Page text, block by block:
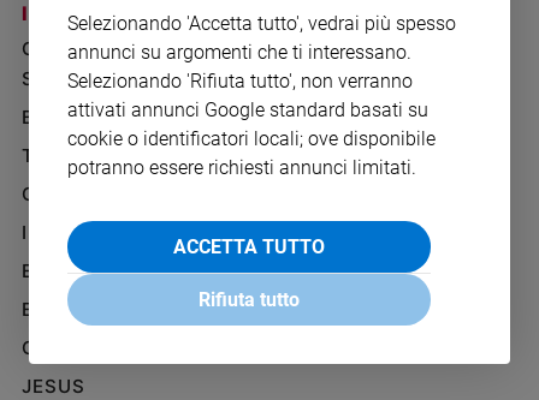
Società
e
valori
Ambiente
Creato
Volontariato
Diritti
Aziende
di
valore
della
settimana
I SITI SAN PAOLO
GRUPPO EDITORIALE
SAN PAOLO
BENESSERE
TELENOVA
GAZZETTA D'ALBA
IL GIORNALINO
EDICOLA SAN PAOLO
EDIZIONI SAN PAOLO
CREDERE
JESUS
NOTE LEGALI
PRIVACY POLICY
INFORMATIVA
WHISTLEBLOWING
SOCIAL
Selezionando 'Accetta tutto', vedrai più spesso
annunci su argomenti che ti interessano.
Selezionando 'Rifiuta tutto', non verranno
attivati annunci Google standard basati su
cookie o identificatori locali; ove disponibile
potranno essere richiesti annunci limitati.
ACCETTA TUTTO
Rifiuta tutto